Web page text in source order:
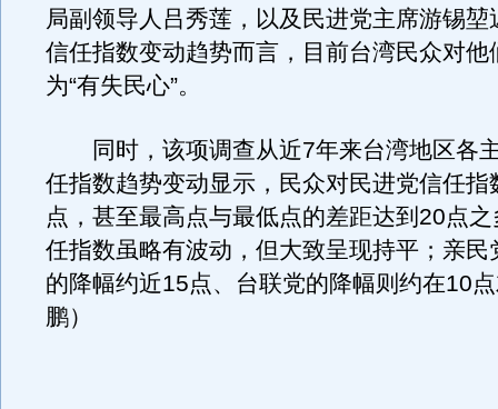
局副领导人吕秀莲，以及民进党主席游锡堃
信任指数变动趋势而言，目前台湾民众对他
为“有失民心”。
同时，该项调查从近7年来台湾地区各
任指数趋势变动显示，民众对民进党信任指
点，甚至最高点与最低点的差距达到20点
任指数虽略有波动，但大致呈现持平；亲民
的降幅约近15点、台联党的降幅则约在10
鹏）